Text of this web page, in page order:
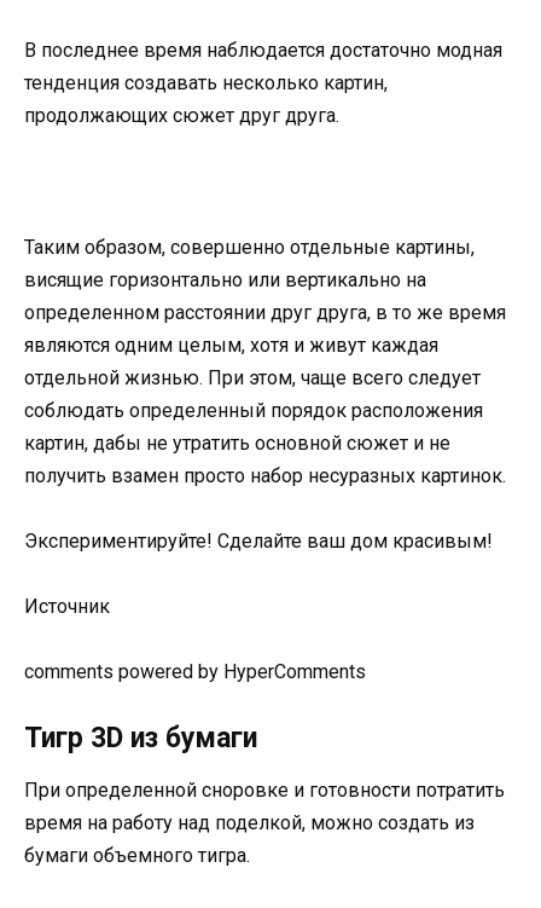
В последнее время наблюдается достаточно модная
тенденция создавать несколько картин,
продолжающих сюжет друг друга.
Таким образом, совершенно отдельные картины,
висящие горизонтально или вертикально на
определенном расстоянии друг друга, в то же время
являются одним целым, хотя и живут каждая
отдельной жизнью. При этом, чаще всего следует
соблюдать определенный порядок расположения
картин, дабы не утратить основной сюжет и не
получить взамен просто набор несуразных картинок.
Экспериментируйте! Сделайте ваш дом красивым!
Источник
comments powered by HyperComments
Тигр 3D из бумаги
При определенной сноровке и готовности потратить
время на работу над поделкой, можно создать из
бумаги объемного тигра.